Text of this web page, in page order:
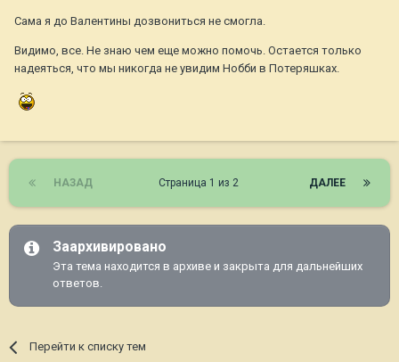
Сама я до Валентины дозвониться не смогла.
Видимо, все. Не знаю чем еще можно помочь. Остается только
надеяться, что мы никогда не увидим Нобби в Потеряшках.
НАЗАД ДАЛЕЕ
Страница 1 из 2
Заархивировано
Эта тема находится в архиве и закрыта для дальнейших
ответов.
Перейти к списку тем